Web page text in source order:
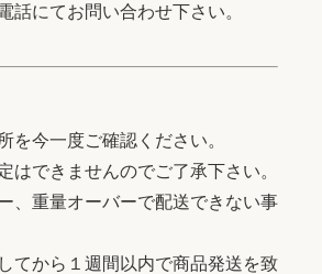
話にてお問い合わせ下さい。
を今一度ご確認ください。
はできませんのでご了承下さい。
、重量オーバーで配送できない事
てから１週間以内で商品発送を致